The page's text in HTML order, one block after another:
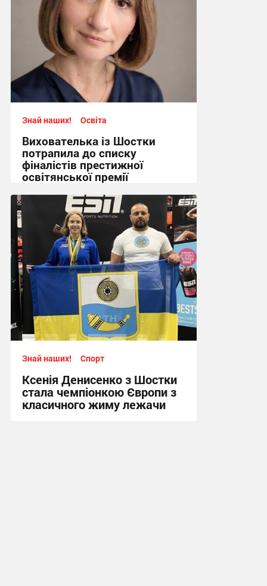
Знай наших! Освіта
Вихователька із Шостки
потрапила до списку
фіналістів престижної
освітянської премії
14:12, 8.08.2026
Знай наших! Спорт
Ксенія Денисенко з Шостки
стала чемпіонкою Європи з
класичного жиму лежачи